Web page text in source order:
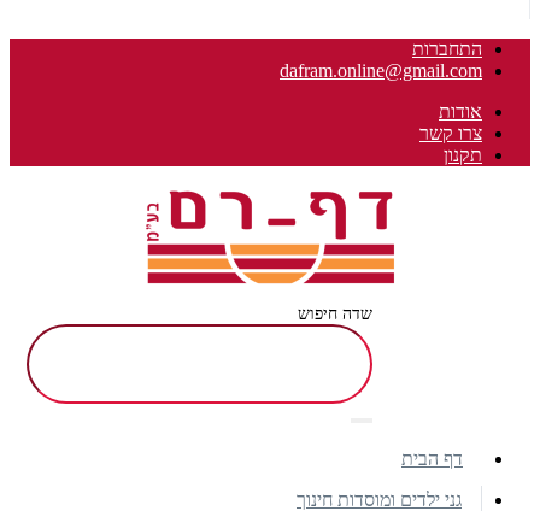
התחברות
dafram.online@gmail.com
אודות
צרו קשר
תקנון
שדה חיפוש
דף הבית
גני ילדים ומוסדות חינוך